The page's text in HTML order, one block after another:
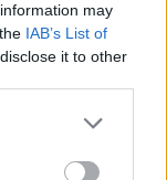
may
IAB’s List of
it to other
or more Google
may click to
cómo